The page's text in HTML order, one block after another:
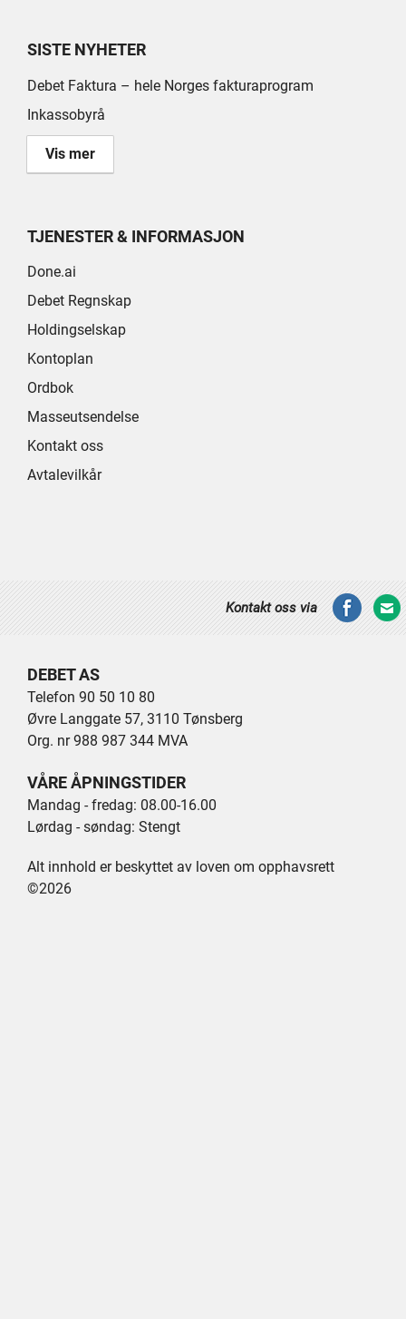
SISTE NYHETER
Debet Faktura – hele Norges fakturaprogram
Inkassobyrå
Vis mer
TJENESTER & INFORMASJON
Done.ai
Debet Regnskap
Holdingselskap
Kontoplan
Ordbok
Masseutsendelse
Kontakt oss
Avtalevilkår
Kontakt oss via
DEBET AS
Telefon 90 50 10 80
Øvre Langgate 57, 3110 Tønsberg
Org. nr 988 987 344 MVA
VÅRE ÅPNINGSTIDER
Mandag - fredag: 08.00-16.00
Lørdag - søndag: Stengt
Alt innhold er beskyttet av loven om opphavsrett
©2026